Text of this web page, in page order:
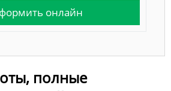
онлайн
полные